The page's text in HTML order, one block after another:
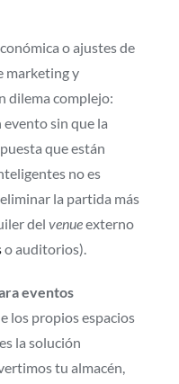
o ajustes de
marketing y
dilema complejo:
evento sin que la
que están
no es
la partida más
del venueexterno
o auditorios).
eventos
los propios espacios
la solución
tu almacén,